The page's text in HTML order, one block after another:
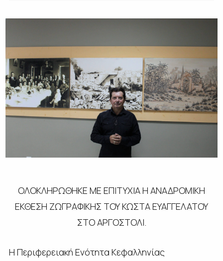
ΟΛΟΚΛΗΡΩΘΗΚΕ ΜΕ ΕΠΙΤΥΧΙΑ Η ΑΝΑΔΡΟΜΙΚΗ
ΕΚΘΕΣΗ ΖΩΓΡΑΦΙΚΗΣ ΤΟΥ ΚΩΣΤΑ ΕΥΑΓΓΕΛΑΤΟΥ
ΣΤΟ ΑΡΓΟΣΤΟΛΙ.
Η Περιφερειακή Ενότητα Κεφαλληνίας